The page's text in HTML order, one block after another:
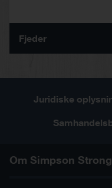
Fjeder
Juridiske
Om Simpson